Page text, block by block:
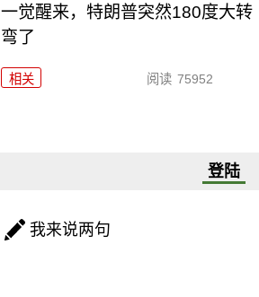
一觉醒来，特朗普突然180度大转
弯了
相关 阅读 75952
登陆
我来说两句